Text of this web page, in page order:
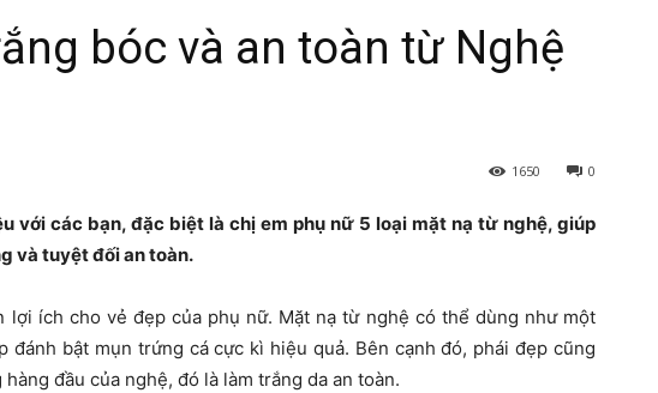
bóc và an toàn từ Nghệ
0
1650
với các bạn, đặc biệt là chị em phụ nữ 5 loại mặt nạ từ nghệ, giúp
và tuyệt đối an toàn.
lợi ích cho vẻ đẹp của phụ nữ. Mặt nạ từ nghệ có thể dùng như một
đánh bật mụn trứng cá cực kì hiệu quả. Bên cạnh đó, phái đẹp cũng
đầu của nghệ, đó là làm trắng da an toàn.